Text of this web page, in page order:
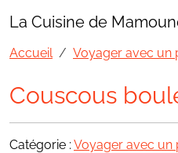
La Cuisine de
Accueil Voyager avec un
Couscous
Catégorie : Voyager avec un